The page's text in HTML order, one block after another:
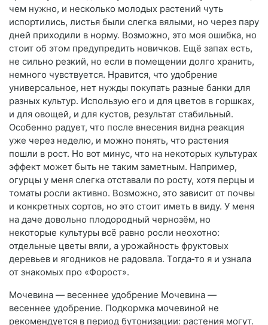
чем нужно, и несколько молодых растений чуть
испортились, листья были слегка вялыми, но через пару
дней приходили в норму. Возможно, это моя ошибка, но
стоит об этом предупредить новичков. Ещё запах есть,
не сильно резкий, но если в помещении долго хранить,
немного чувствуется. Нравится, что удобрение
универсальное, нет нужды покупать разные банки для
разных культур. Использую его и для цветов в горшках,
и для овощей, и для кустов, результат стабильный.
Особенно радует, что после внесения видна реакция
уже через неделю, и можно понять, что растения
пошли в рост. Но вот минус, что на некоторых культурах
эффект может быть не таким заметным. Например,
огурцы у меня слегка отставали по росту, хотя перцы и
томаты росли активно. Возможно, это зависит от почвы
и конкретных сортов, но это стоит иметь в виду. У меня
на даче довольно плодородный чернозём, но
некоторые культуры всё равно росли неохотно:
отдельные цветы вяли, а урожайность фруктовых
деревьев и ягодников не радовала. Тогда‑то я и узнала
от знакомых про «Форост».
Мочевина — весеннее удобрение Мочевина —
весеннее удобрение. Подкормка мочевиной не
рекомендуется в период бутонизации: растения могут.